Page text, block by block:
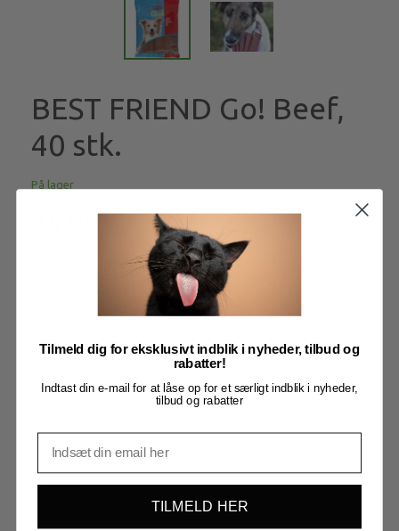
BEST FRIEND Go! Beef,
40 stk.
På lager
Model/varenr.: bf1127140/1122720
BEST FRIEND Go! Beef, 40 stk.
Mere information
BESKRIVELSE
Tilmeld dig for eksklusivt indblik i nyheder, tilbud og
rabatter!
Indtast din e-mail for at låse op for et særligt indblik i nyheder,
tilbud og rabatter
TILMELD HER